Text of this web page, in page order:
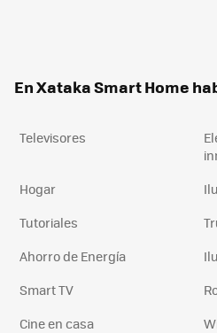
En Xataka Smart Home
Televisores
Hogar
Tutoriales
Ahorro de Energía
Smart TV
Cine en casa